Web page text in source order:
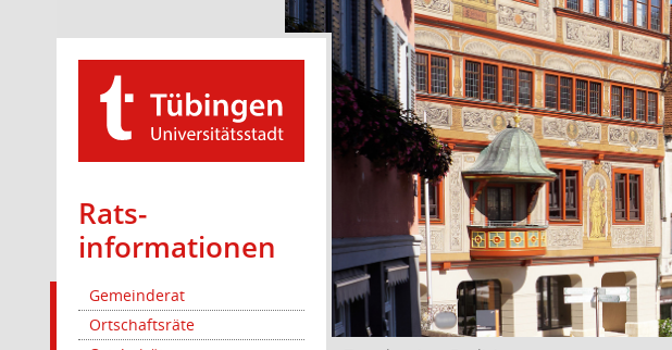
Rats­
informationen
Gemeinderat
Ortschaftsräte